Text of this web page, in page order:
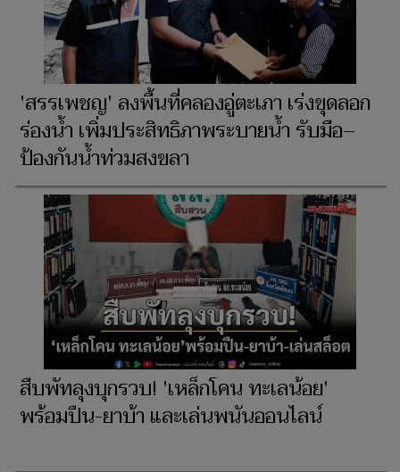
'สรรเพชญ' ลงพื้นที่คลองอู่ตะเภา เร่งขุดลอก
ร่องน้ำ เพิ่มประสิทธิภาพระบายน้ำ รับมือ–
ป้องกันน้ำท่วมสงขลา
สืบพัทลุงบุกรวบ! 'เหล็กโคน ทะเลน้อย'
พร้อมปืน-ยาบ้า และเล่นพนันออนไลน์